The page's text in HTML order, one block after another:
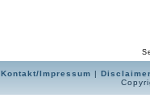
Kontakt/Impressum |